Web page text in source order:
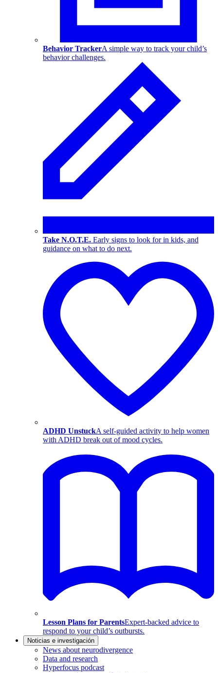
Behavior TrackerA simple way to track your child’s
behavior challenges.
Take N.O.T.E. Early signs to look for in kids, and
guidance on what to do next.
ADHD UnstuckA self-guided activity to help women
with ADHD break out of mood cycles.
Lesson Plans for ParentsExpert-backed advice to
respond to your child’s outbursts.
Noticias e investigación
News about neurodivergence
Data and research
Hyperfocus podcast